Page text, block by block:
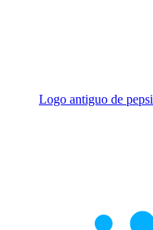
Logo antiguo de pepsi